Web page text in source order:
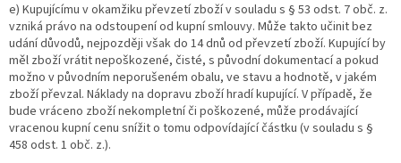
e) Kupujícímu v okamžiku převzetí zboží v souladu s § 53 odst. 7 obč. z.
vzniká právo na odstoupení od kupní smlouvy. Může takto učinit bez
udání důvodů, nejpozději však do 14 dnů od převzetí zboží. Kupující by
měl zboží vrátit nepoškozené, čisté, s původní dokumentací a pokud
možno v původním neporušeném obalu, ve stavu a hodnotě, v jakém
zboží převzal. Náklady na dopravu zboží hradí kupující. V případě, že
bude vráceno zboží nekompletní či poškozené, může prodávající
vracenou kupní cenu snížit o tomu odpovídající částku (v souladu s §
458 odst. 1 obč. z.).